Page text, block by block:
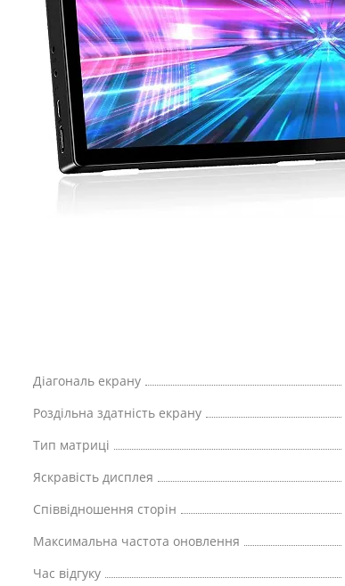
Діагональ екрану
Роздільна здатність екрану
Тип матриці
Яскравість дисплея
Співвідношення сторін
Максимальна частота оновлення
Час відгуку